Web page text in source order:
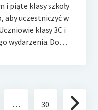
i piąte klasy szkoły
aby uczestniczyć w
klasy 3C i
wydarzenia. Do…
… 30